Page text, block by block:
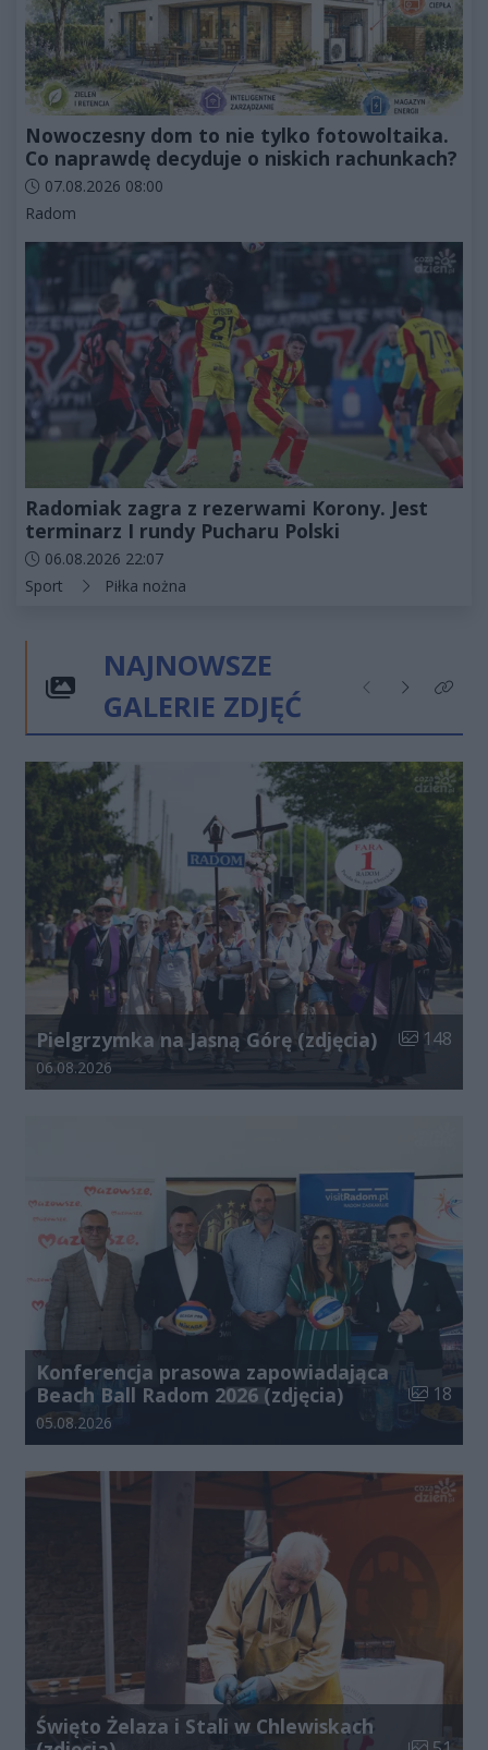
Nowoczesny dom to nie tylko fotowoltaika.
Co naprawdę decyduje o niskich rachunkach?
Data dodania artykułu:
07.08.2026 08:00
Kategorie artykułu:
Radom
Radomiak zagra z rezerwami Korony. Jest
terminarz I rundy Pucharu Polski
Data dodania artykułu:
06.08.2026 22:07
Kategorie artykułu:
Sport Piłka nożna
NAJNOWSZE
GALERIE ZDJĘĆ
Poprzednie
NastępneKliknij
Pielgrzymka na Jasną Górę (zdjęcia) Liczba
148
Data dodania galerii:
06.08.2026
Konferencja prasowa zapowiadająca
Beach Ball Radom 2026 (zdjęcia)
Liczba
18
Data dodania galerii:
05.08.2026
Święto Żelaza i Stali w Chlewiskach